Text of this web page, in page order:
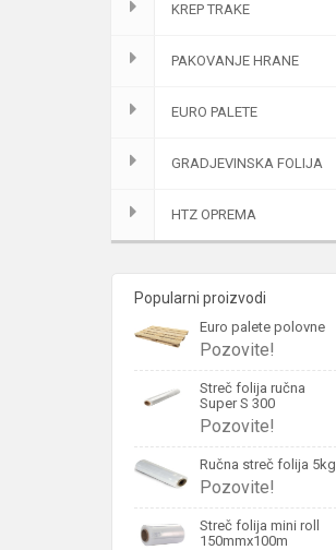
KREP TRAKE
PAKOVANJE HRANE
EURO PALETE
GRADJEVINSKA FOLIJA
HTZ OPREMA
Popularni proizvodi
Euro palete polovne
Pozovite!
Streč folija ručna
Super S 300
Pozovite!
Ručna streč folija 5kg
Pozovite!
Streč folija mini roll
150mmx100m